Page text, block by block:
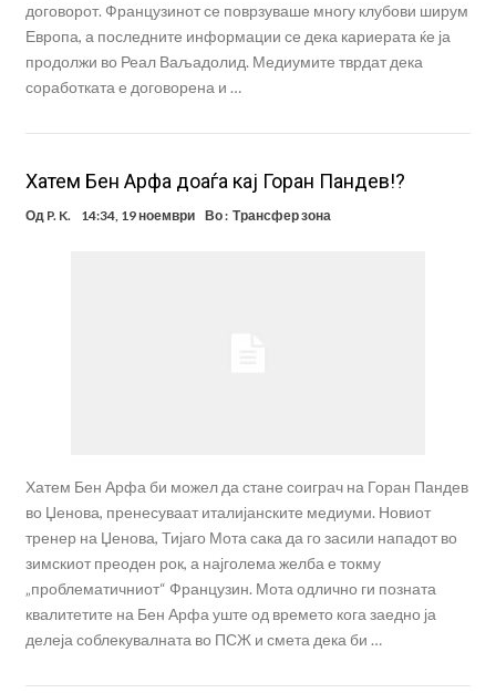
договорот. Французинот се поврзуваше многу клубови ширум
Европа, а последните информации се дека кариерата ќе ја
продолжи во Реал Ваљадолид. Медиумите тврдат дека
соработката е договорена и …
Хатем Бен Арфа доаѓа кај Горан Пандев!?
Од P. K. 14:34, 19 ноември Во : Трансфер зона
Хатем Бен Арфа би можел да стане соиграч на Горан Пандев
во Џенова, пренесуваат италијанските медиуми. Новиот
тренер на Џенова, Тијаго Мота сака да го засили нападот во
зимскиот преоден рок, а најголема желба е токму
„проблематичниот“ Французин. Мота одлично ги позната
квалитетите на Бен Арфа уште од времето кога заедно ја
делеја соблекувалната во ПСЖ и смета дека би …